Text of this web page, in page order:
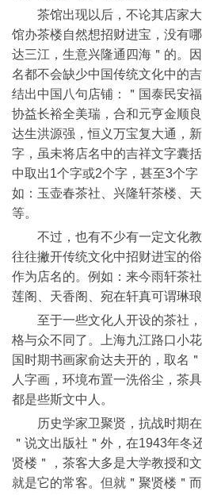
茶馆出现以后，不论其店家
馆办茶楼自然想招财进宝，没有
达三江，生意兴隆通四海＂的。
名都不会缺少中国传统文化中的
结出中国八句店铺：＂国泰民安
协益长裕全美瑞，合和元亨金顺
达生洪源强，恒义万宝复大通，
字，虽未将店名中的吉祥文字囊
中取出1个字或2个字，甚至3个
如：玉壶春茶社、兴隆轩茶楼、
等。
不过，也有不少有一定文化
往往撇开传统文化中招财进宝的
作为店名的。例如：来今雨轩茶
莲阁、天香阁、宛在轩真可谓琳琅
至于一些文化人开设的茶社
格与众不同了。上海九江路口小
国时期书画家俞达夫开的，取名
人字画，环境布置一洗俗尘，茶
都是些斯文中人。
历史学家卫聚贤，抗战时期
＂说文出版社＂外，在1943年冬
贤楼＂，茶客大多是大学教授和
就是它的常客。但就＂聚贤楼＂